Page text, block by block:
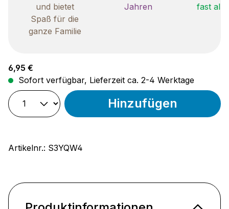
und bietet
Spaß für die
ganze Familie
Jahren
fast
Regulärer Preis:
6,95 €
Sofort verfügbar, Lieferzeit ca. 2-4 Werktage
Hinzufügen
Artikelnr.: S3YQW4